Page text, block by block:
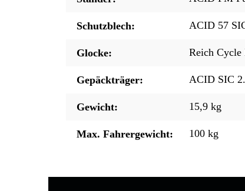
Schutzblech: ACID 57
Glocke: Reich Cycle
Gepäckträger: ACID SIC
Gewicht: 15,9 kg
Max. Fahrergewicht: 100 kg